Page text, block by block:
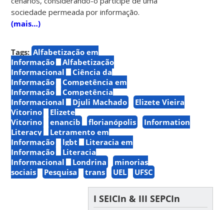
sociedade permeada por informação.
(mais…)
Tags: Alfabetização em
Informação
Alfabetização
Informacional
Ciência da
Informação
Competência em
Informação
Competência
Informacional
Djuli Machado
Elizete Vieira
Vitorino
Elizete
Vitorino
enancib florianópolis
Information
Literacy
Letramento em
Informação
lgbt
Literacia em
Informação
Literacia
Informacional
Londrina
minorias
sociais
Pesquisa trans UEL UFSC
I SEICIn & III SEPCIn